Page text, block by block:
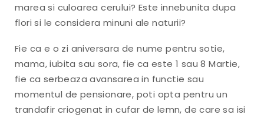
marea si culoarea cerului? Este innebunita dupa
flori si le considera minuni ale naturii?
Fie ca e o zi aniversara de nume pentru sotie,
mama, iubita sau sora, fie ca este 1 sau 8 Martie,
fie ca serbeaza avansarea in functie sau
momentul de pensionare, poti opta pentru un
trandafir criogenat in cufar de lemn, de care sa isi